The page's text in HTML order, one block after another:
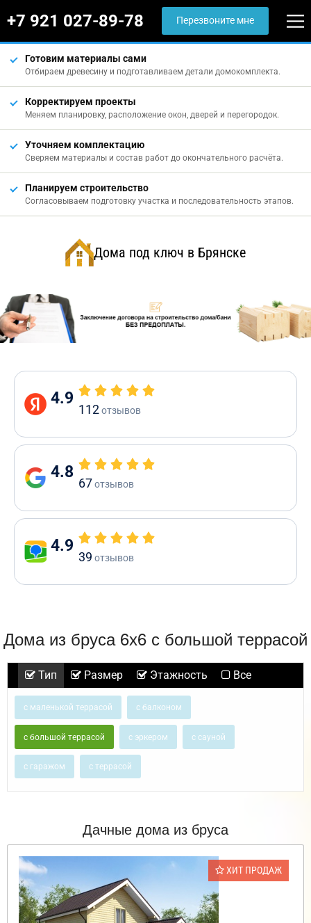
+7 921 027-89-78 Перезвоните мне
Готовим материалы сами
Отбираем древесину и подготавливаем детали домокомплекта.
Корректируем проекты
Меняем планировку, расположение окон, дверей и перегородок.
Уточняем комплектацию
Сверяем материалы и состав работ до окончательного расчёта.
Планируем строительство
Согласовываем подготовку участка и последовательность этапов.
Дома под ключ в Брянске
4.9
112отзывов
4.8
67отзывов
4.9
39 отзывов
Дома из бруса 6х6 с большой террасой
Тип Размер Этажность Все
с маленькой террасой с балконом
с большой террасой с эркером с сауной
с гаражом с террасой
Дачные дома из бруса
ХИТ ПРОДАЖ